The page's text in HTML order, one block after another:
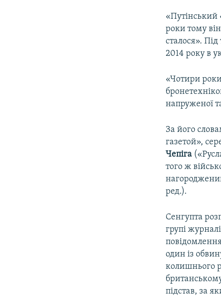
«Путінський
роки тому
сталося».
2014 року в
«Чотири роки
напруженої
За його
газетой»,
Чепіга
того ж
ред.).
Сенгупта
групі
один із
колишнього
підстав, за